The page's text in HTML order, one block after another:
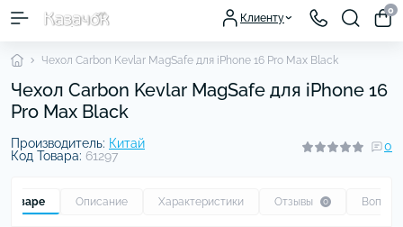
Клиенту
0
Чехол Carbon Kevlar MagSafe для iPhone 16 Pro Max Black
Чехол Carbon Kevlar MagSafe для iPhone 16
Pro Max Black
Производитель: Китай
Код Товара: 61297
0
товаре Описание Характеристики Отзывы 0